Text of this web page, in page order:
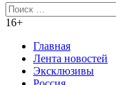
16+
Главная
Лента новостей
Эксклюзивы